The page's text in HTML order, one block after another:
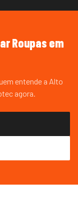
Roupas em
entende a Alto
agora.